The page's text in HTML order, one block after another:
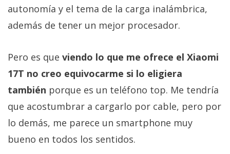
autonomía y el tema de la carga inalámbrica,
además de tener un mejor procesador.
Pero es que viendo lo que me ofrece el Xiaomi
17T no creo equivocarme si lo eligiera
también porque es un teléfono top. Me tendría
que acostumbrar a cargarlo por cable, pero por
lo demás, me parece un smartphone muy
bueno en todos los sentidos.